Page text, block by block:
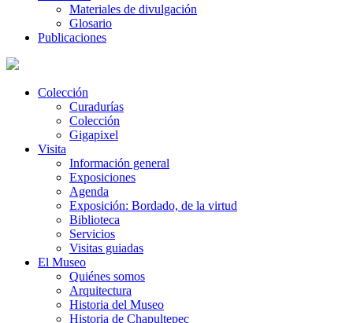
Materiales de divulgación
Glosario
Publicaciones
Colección
Curadurías
Colección
Gigapixel
Visita
Información general
Exposiciones
Agenda
Exposición: Bordado, de la virtud
Biblioteca
Servicios
Visitas guiadas
El Museo
Quiénes somos
Arquitectura
Historia del Museo
Historia de Chapultepec